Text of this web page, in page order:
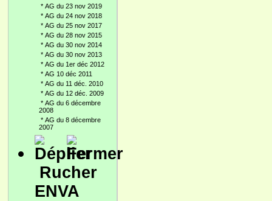
* AG du 23 nov 2019
* AG du 24 nov 2018
* AG du 25 nov 2017
* AG du 28 nov 2015
* AG du 30 nov 2014
* AG du 30 nov 2013
* AG du 1er déc 2012
* AG 10 déc 2011
* AG du 11 déc. 2010
* AG du 12 déc. 2009
* AG du 6 décembre
2008
* AG du 8 décembre
2007
Rucher
ENVA